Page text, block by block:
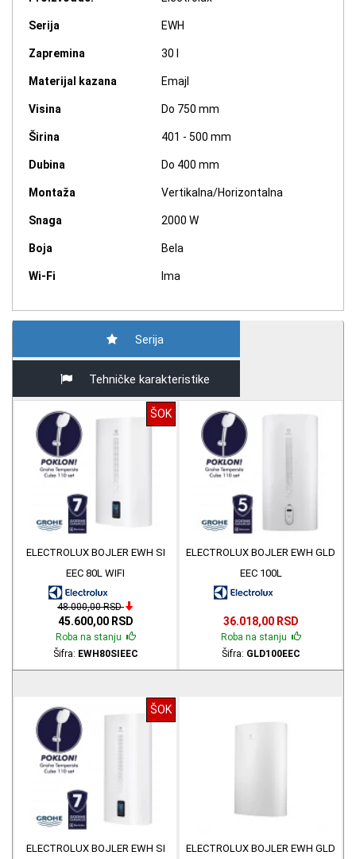
Serija EWH
Zapremina 30 l
Materijal kazana Emajl
Visina Do 750 mm
Širina 401 - 500 mm
Dubina Do 400 mm
Montaža Vertikalna/Horizontalna
Snaga 2000 W
Boja Bela
Wi-Fi Ima
Serija
Tehničke karakteristike
ŠOK
ELECTROLUX BOJLER EWH SI
EEC 80L WIFI
48.000,00 RSD
45.600,00 RSD
Roba na stanju
Šifra: EWH80SIEEC
ELECTROLUX BOJLER EWH GLD
EEC 100L
36.018,00 RSD
Roba na stanju
Šifra: GLD100EEC
ŠOK
ELECTROLUX BOJLER EWH SI
ELECTROLUX BOJLER EWH GLD